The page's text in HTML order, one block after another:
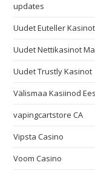
updates
Uudet Euteller Kasinot
Uudet Nettikasinot
Uudet Trustly Kasinot
Välismaa Kasiinod
vapingcartstore CA
Vipsta Casino
Voom Casino